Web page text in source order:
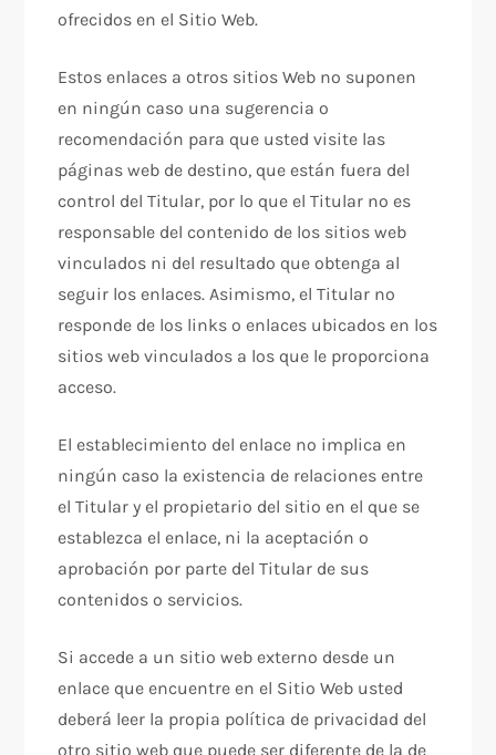
ofrecidos en el Sitio Web.
Estos enlaces a otros sitios Web no suponen
en ningún caso una sugerencia o
recomendación para que usted visite las
páginas web de destino, que están fuera del
control del Titular, por lo que el Titular no es
responsable del contenido de los sitios web
vinculados ni del resultado que obtenga al
seguir los enlaces. Asimismo, el Titular no
responde de los links o enlaces ubicados en los
sitios web vinculados a los que le proporciona
acceso.
El establecimiento del enlace no implica en
ningún caso la existencia de relaciones entre
el Titular y el propietario del sitio en el que se
establezca el enlace, ni la aceptación o
aprobación por parte del Titular de sus
contenidos o servicios.
Si accede a un sitio web externo desde un
enlace que encuentre en el Sitio Web usted
deberá leer la propia política de privacidad del
otro sitio web que puede ser diferente de la de